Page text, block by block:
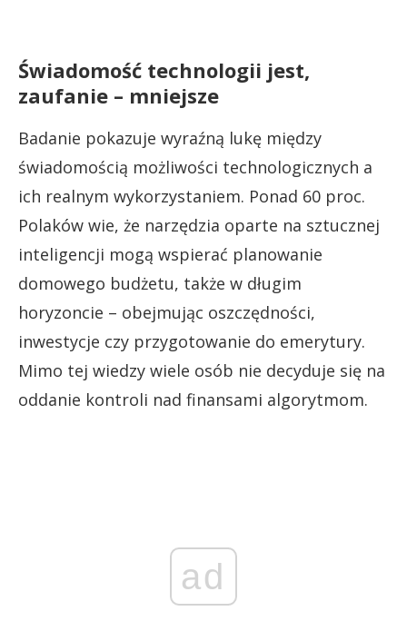
Świadomość technologii jest,
zaufanie – mniejsze
Badanie pokazuje wyraźną lukę między
świadomością możliwości technologicznych a
ich realnym wykorzystaniem. Ponad 60 proc.
Polaków wie, że narzędzia oparte na sztucznej
inteligencji mogą wspierać planowanie
domowego budżetu, także w długim
horyzoncie – obejmując oszczędności,
inwestycje czy przygotowanie do emerytury.
Mimo tej wiedzy wiele osób nie decyduje się na
oddanie kontroli nad finansami algorytmom.
ad